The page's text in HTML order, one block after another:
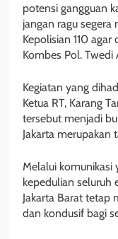
potensi gangguan
jangan ragu
Kepolisian 110 agar
Kombes Pol.
Kegiatan yang
Ketua RT, Karang
tersebut menjadi
Jakarta merupakan
Melalui komunikasi
kepedulian seluruh
Jakarta Barat tetap
dan kondusif bagi